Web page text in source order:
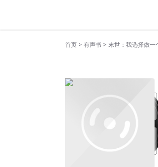
首页 > 有声书 > 末世：我选择做一